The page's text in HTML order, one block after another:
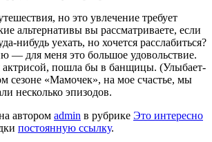
но это увлечение требует
аль­тернативы вы рассматривае­те, если
нибудь уехать, но хочется расслабиться?
— для меня это боль­шое удовольствие.
актрисой, пошла бы в банщицы. (Улыбает­
сезоне «Мамочек», на мое счастье, мы
не­сколько эпизодов.
автором admin в рубрике Это интересно
постоянную ссылку.